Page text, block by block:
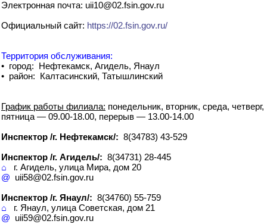
Электронная почта: uii10@02.fsin.gov.ru
Официальный сайт: https://02.fsin.gov.ru/
Территория обслуживания:
• город: Нефтекамск, Агидель, Янаул
• район: Калтасинский, Татышлинский
График работы филиала: понедельник, вторник, среда, четверг,
пятница — 09.00-18.00, перерыв — 13.00-14.00
Инспектор /г. Нефтекамск/: 8(34783) 43-529
Инспектор /г. Агидель/: 8(34731) 28-445
⌂ г. Агидель, улица Мира, дом 20
@ uii58@02.fsin.gov.ru
Инспектор /г. Янаул/: 8(34760) 55-759
⌂ г. Янаул, улица Советская, дом 21
@ uii59@02.fsin.gov.ru